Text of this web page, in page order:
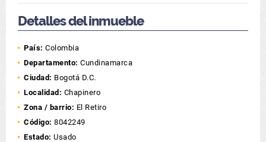
Detalles del inmueble
País: Colombia
Departamento: Cundinamarca
Ciudad: Bogotá D.C.
Localidad: Chapinero
Zona / barrio: El Retiro
Código: 8042249
Estado: Usado